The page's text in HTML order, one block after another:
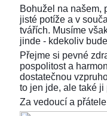
Bohužel na našem,
jisté potíže a v
tvářích. Musíme
jinde - kdekoliv
Přejme si pevné
pospolitost a
dostatečnou
to jen jde, ale také
Za vedoucí a